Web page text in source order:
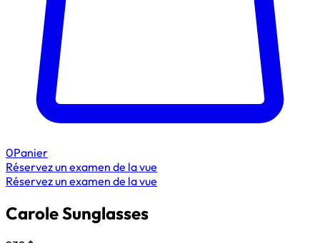
0Panier
Réservez un examen de la vue
Réservez un examen de la vue
Carole Sunglasses